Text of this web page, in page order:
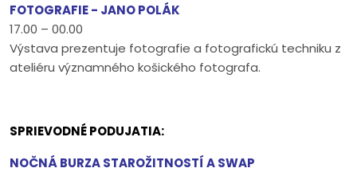
FOTOGRAFIE - JANO POLÁK
17.00 – 00.00
Výstava prezentuje fotografie a fotografickú techniku z
ateliéru významného košického fotografa.
SPRIEVODNÉ PODUJATIA:
NOČNÁ BURZA STAROŽITNOSTÍ A SWAP